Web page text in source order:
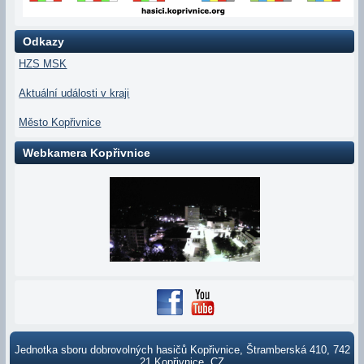
Odkazy
HZS MSK
Aktuální události v kraji
Město Kopřivnice
Webkamera Kopřivnice
Jednotka sboru dobrovolných hasičů Kopřivnice, Štramberská 410, 742